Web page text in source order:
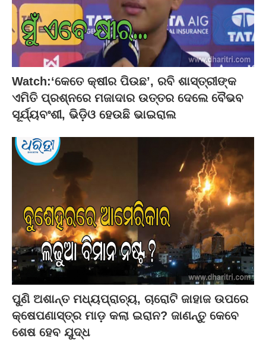
Watch:‘କେତେ କ୍ଷୀର ପିଉଛ’, ରବି ଶାସ୍ତ୍ରୀଙ୍କ
ଏମିତି ପ୍ରଶ୍ନରେ ମଜାଦାର ଉତ୍ତର ଦେଲେ ବୈଭବ
ସୂର୍ଯ୍ୟବଂଶୀ, ଭିଡ଼ିଓ ହେଉଛି ଭାଇରାଲ
ପୁଣି ଅଶାନ୍ତ ମଧ୍ୟପ୍ରାଚ୍ୟ, ଚାରୋଟି ଜାହାଜ ଉପରେ
କ୍ଷେପଣାସ୍ତ୍ର ମାଡ଼ କଲା ଇରାନ? ଜାଣନ୍ତୁ କେବେ
ଶେଷ ହେବ ଯୁଦ୍ଧ